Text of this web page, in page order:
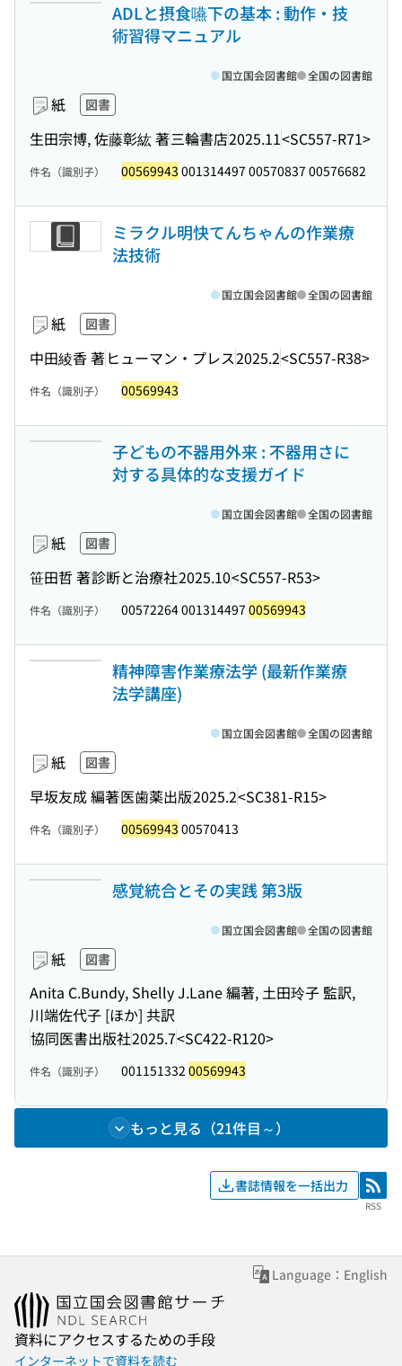
ADLと摂食嚥下の基本 : 動作・技
術習得マニュアル
紙 図書
生田宗博, 佐藤彰紘 著三輪書店2025.11<SC557-R71>
国立国会図書館 全国の図書館
件名（識別子） 00569943 001314497 00570837 00576682
ミラクル明快てんちゃんの作業療
法技術
紙 図書
中田綾香 著ヒューマン・プレス2025.2<SC557-R38>
国立国会図書館 全国の図書館
件名（識別子） 00569943
子どもの不器用外来 : 不器用さに
対する具体的な支援ガイド
紙 図書
笹田哲 著診断と治療社2025.10<SC557-R53>
国立国会図書館 全国の図書館
件名（識別子） 00572264 001314497 00569943
精神障害作業療法学 (最新作業療
法学講座)
紙 図書
早坂友成 編著医歯薬出版2025.2<SC381-R15>
国立国会図書館 全国の図書館
件名（識別子） 00569943 00570413
感覚統合とその実践 第3版
紙 図書
Anita C.Bundy, Shelly J.Lane 編著, 土田玲子 監訳,
川端佐代子 [ほか] 共訳
協同医書出版社2025.7<SC422-R120>
国立国会図書館 全国の図書館
件名（識別子） 001151332 00569943
もっと見る（21件目～）
書誌情報を一括出力 RSS
RSS
Language：English
資料にアクセスするための手段
インターネットで資料を読む